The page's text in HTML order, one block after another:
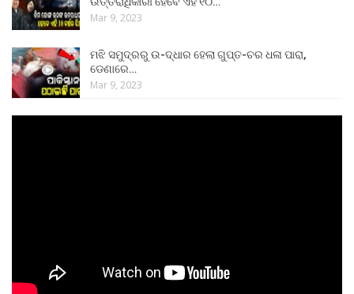
Mar 9, 2023
ମଝି ସମୁଦ୍ରରୁ ଉ-ଦ୍ଧାର ହେଲା ଗୁପ୍ତ-ଚର ଧଳା ପାରା,
ଡେଣାରେ…
Mar 9, 2023